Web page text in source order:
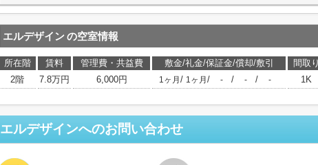
エルデザインの空室情報
所在階 賃料 管理費・共益費 敷金/礼金/保証金/償却/敷引 間取り
2階
7.8万円 6,000円 1ヶ月 / 1ヶ月 / - / - / - 1K
エルデザインへのお問い合わせ